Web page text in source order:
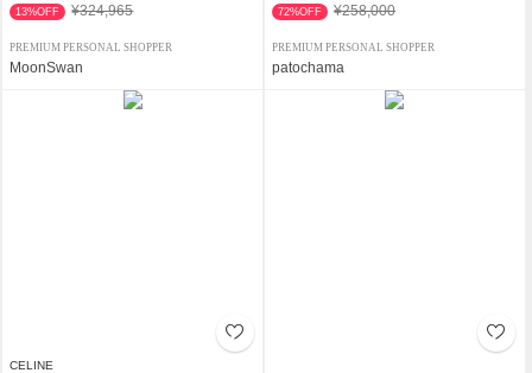
13%OFF ¥324,965
PREMIUM PERSONAL SHOPPER
MoonSwan
72%OFF ¥258,000
PREMIUM PERSONAL SHOPPER
patochama
CELINE